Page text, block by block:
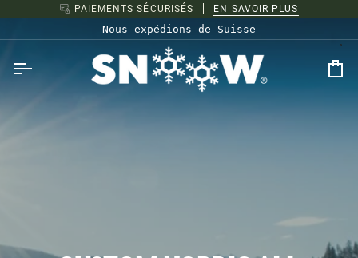
au
contenu
PAIEMENTS SÉCURISÉS EN SAVOIR PLUS
Nous expédions de Suisse